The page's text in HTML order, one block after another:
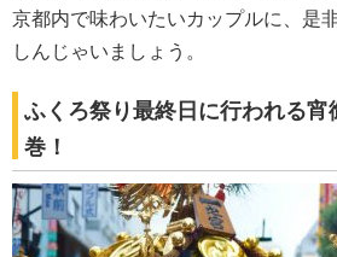
京都内で味わいたいカップルに、是
しんじゃいましょう。
ふくろ祭り最終日に行われる宵
巻！